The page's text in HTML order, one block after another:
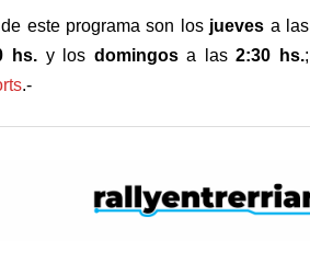
este programa son losjueves a las
hs. y los domingosa las2:30 hs.;
.-